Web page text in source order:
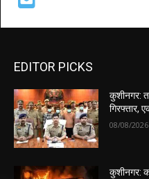
EDITOR PICKS
कुशीनगर:
गिरफ्तार,
08/08/2026
कुशीनगर: